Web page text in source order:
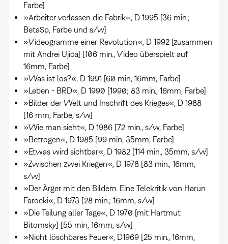
Farbe]
»Arbeiter verlassen die Fabrik«, D 1995 [36 min.;
BetaSp, Farbe und s/w]
»Videogramme einer Revolution«, D 1992 [zusammen
mit Andrei Ujica] [106 min., Video überspielt auf
16mm, Farbe]
»Was ist los?«, D 1991 [60 min, 16mm, Farbe]
»Leben - BRD«, D 1990 [1990; 83 min., 16mm, Farbe]
»Bilder der Welt und Inschrift des Krieges«, D 1988
[16 mm, Farbe, s/w]
»Wie man sieht«, D 1986 [72 min., s/w, Farbe]
»Betrogen«, D 1985 [99 min, 35mm, Farbe]
»Etwas wird sichtbar«, D 1982 [114 min., 35mm, s/w]
»Zwischen zwei Kriegen«, D 1978 [83 min., 16mm,
s/w]
»Der Ärger mit den Bildern. Eine Telekritik von Harun
Farocki«, D 1973 [28 min.; 16mm, s/w]
»Die Teilung aller Tage«, D 1970 [mit Hartmut
Bitomsky] [55 min, 16mm, s/w]
»Nicht löschbares Feuer«, D1969 [25 min., 16mm,